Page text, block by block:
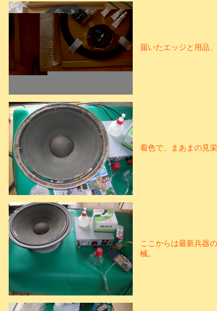
届いたエッジと用品
着色で、まあまの見
ここからは最新兵器
械。